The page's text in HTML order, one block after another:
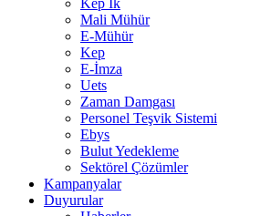
Kep İk
Mali Mühür
E-Mühür
Kep
E-İmza
Uets
Zaman Damgası
Personel Teşvik Sistemi
Ebys
Bulut Yedekleme
Sektörel Çözümler
Kampanyalar
Duyurular